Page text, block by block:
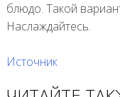
блюдо. Такой
Наслаждайтесь.
Источник